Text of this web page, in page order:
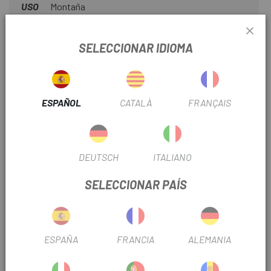
USO Montaña
INFORMACIÓN DEL PRODUCTO
Especificaciones técnicas:
Compatibilidad: unidades de 10 velocidades
Revestimiento: Teflón
Incluye: cadena, perno de bloqueo
SELECCIONAR IDIOMA
ESPAÑOL CATALÀ FRANÇAIS
DEUTSCH ITALIANO
SELECCIONAR PAÍS
ESPAÑA FRANCIA ALEMANIA